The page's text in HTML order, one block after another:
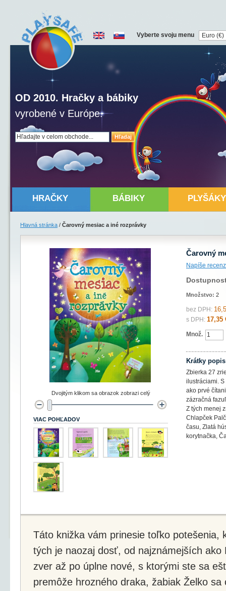
Hľadaj
OD 2010. Hračky a bábiky
vyrobené v Európe.
Vyberte svoju menu
HRAČKY BÁBIKY PLYŠÁKY
Hlavná stránka / Čarovný mesiac a iné rozprávky
Čarovný
Napíše
Množstvo: 2
bez DPH:
s DPH: 17,35
Množ.
Krátky popis
Zbierka 27
ilustráciami.
ako prvé
zázračná
Z tých menej
Chlapček
času, Zlatá
korytnačka,
Dvojitým klikom sa obrazok zobrazi celý
VIAC POHĽADOV
Táto knižka vám prinesie toľko potešenia,
tých je naozaj dosť, od najznámejších
zver až po úplne nové, s ktorými ste sa
premôže hrozného draka, žabiak Želko